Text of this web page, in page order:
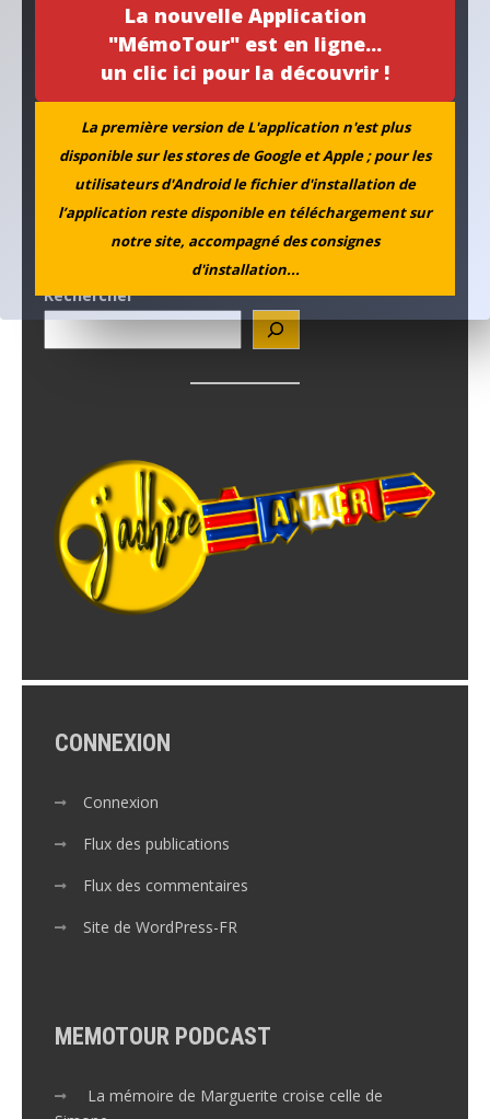
La nouvelle Application
"MémoTour" est en ligne...
un clic ici pour la découvrir !
La première version de L'application n'est plus
disponible sur les stores de Google et Apple ; pour les
utilisateurs d'Android le fichier d'installation de
l’application reste disponible en téléchargement sur
notre site, accompagné des consignes
d'installation...
Rechercher
CONNEXION
Connexion
Flux des publications
Flux des commentaires
Site de WordPress-FR
MEMOTOUR PODCAST
La mémoire de Marguerite croise celle de